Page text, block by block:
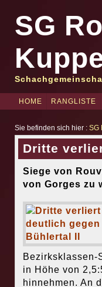
SG
HOME RANGLISTE
Sie befinden sich hier : SG
Dritte
Siege von
von Gorges zu
Bezirksklassen-
in Höhe von
hinnehmen. An